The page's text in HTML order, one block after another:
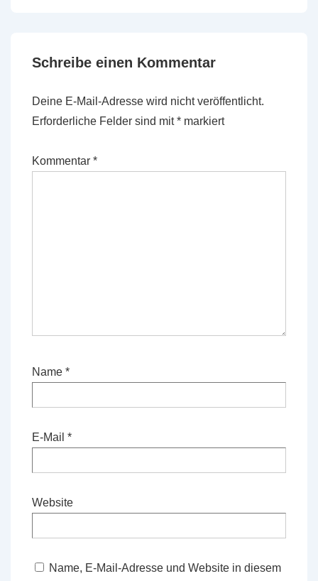
Schreibe einen Kommentar
Deine E-Mail-Adresse wird nicht veröffentlicht.
Erforderliche Felder sind mit* markiert
Kommentar *
Name *
E-Mail *
Website
Name, E-Mail-Adresse und Website in diesem